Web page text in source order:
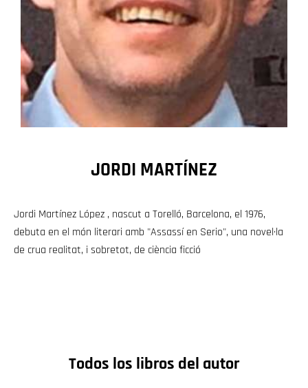
JORDI MARTÍNEZ
Jordi Martínez López , nascut a Torelló, Barcelona, el 1976,
debuta en el món literari amb "Assassí en Serio", una novel·la
de crua realitat, i sobretot, de ciència ficció
Todos los libros del autor